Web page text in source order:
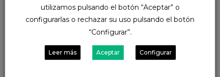
usuario intuitiva y amigable, lo que facilita la
presentación de informes de gastos y aumenta la
satisfacción de los empleados.
La digitalización de la gestión de los gastos de viaje
utilizamos pulsando el botón “Aceptar” o
configurarlas o rechazar su uso pulsando el botón
“Configurar”.
Leer más Aceptar Configurar